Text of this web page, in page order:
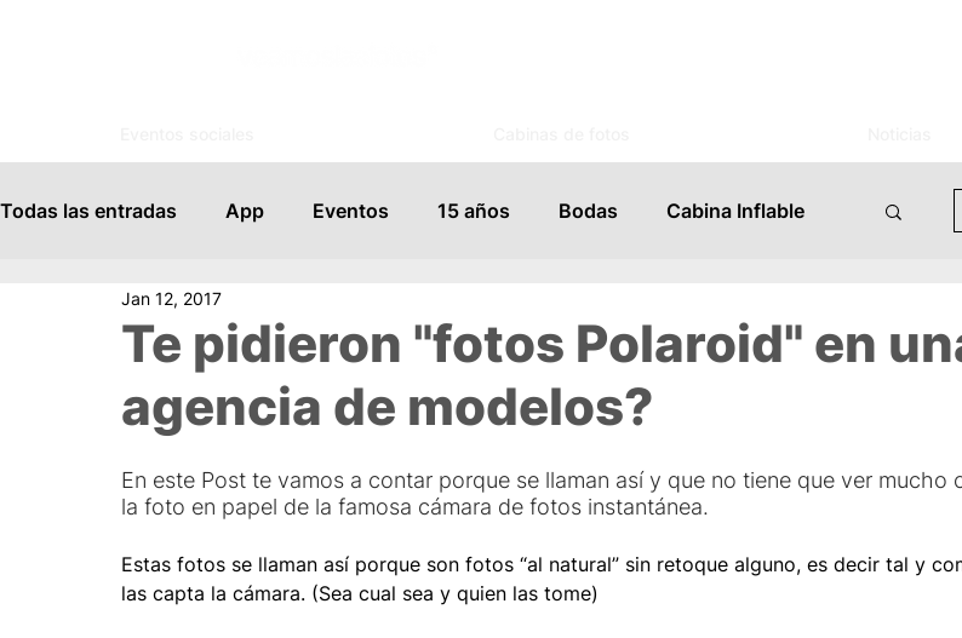
Todas las entradas App Eventos 15 años Bodas Cabina Inflable
Espejo Mágico
Famosos Books FotoSouvenir Servicios Celebraciones
Vida Social Modelaje Cursos Tips para Eventos Lugares
Moda y tendencia Maquillaje Música Ambientaciones
Te pidieron "fotos Polaroid" en
agencia de modelos?
Jan 12, 2017
En este Post te vamos a contar porque se llaman así y que no tiene que ver mucho
la foto en papel de la famosa cámara de fotos instantánea.
Estas fotos se llaman así porque son fotos “al natural” sin retoque alguno, es decir tal y
las capta la cámara. (Sea cual sea y quien las tome)